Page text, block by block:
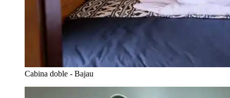
Cabina doble - Bajau